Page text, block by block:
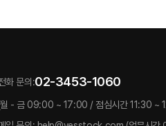
화 문의:02-3453-1060
- 금 09:00 ~ 17:00 / 점심시간 11:30 ~